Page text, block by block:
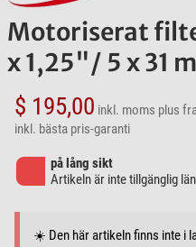
Motoriserat
x 1,25"/ 5 x 31
$ 195,00 inkl. moms plus
inkl. bästa pris-garanti
på lång sikt
Artikeln är inte tillgänglig
☀️ Den här artikeln finns inte i